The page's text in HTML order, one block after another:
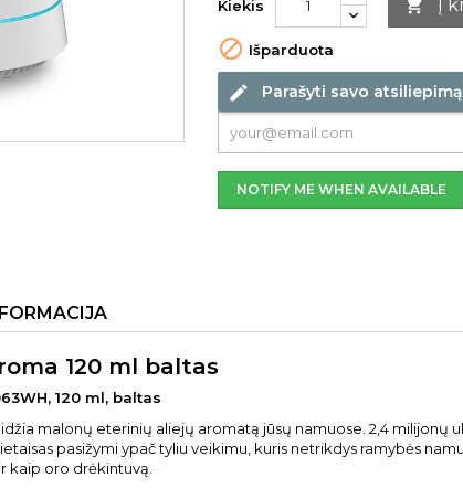
Kiekis  Į
 Išparduota
edit Parašyti savo atsiliepimą
NOTIFY ME WHEN AVAILABLE
120 ml baltas
120 ml, baltas
malonų eterinių aliejų aromatą jūsų namuose. 2,4 milijonų
pasižymi ypač tyliu veikimu, kuris netrikdys ramybės
kaip oro drėkintuvą.